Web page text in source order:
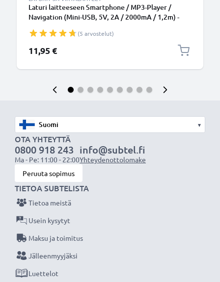
Laturi laitteeseen Smartphone / MP3-Player /
Navigation (Mini-USB, 5V, 2A / 2000mA / 1,2m) -
(5 arvostelut)
11,95 €
▾
OTA YHTEYTTÄ
0800 918 243
Ma - Pe: 11:00 - 22:00
info@subtel.fi
Yhteydenottolomake
Peruuta sopimus
TIETOA SUBTELISTA
Tietoa meistä
Usein kysytyt
Maksu ja toimitus
Jälleenmyyjäksi
Luettelot